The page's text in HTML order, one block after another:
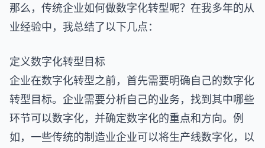
那么，传统企业如何做数字化转型呢？在我多年的从
业经验中，我总结了以下几点：
定义数字化转型目标
企业在数字化转型之前，首先需要明确自己的数字化
转型目标。企业需要分析自己的业务，找到其中哪些
环节可以数字化，并确定数字化的重点和方向。例
如，一些传统的制造业企业可以将生产线数字化，以